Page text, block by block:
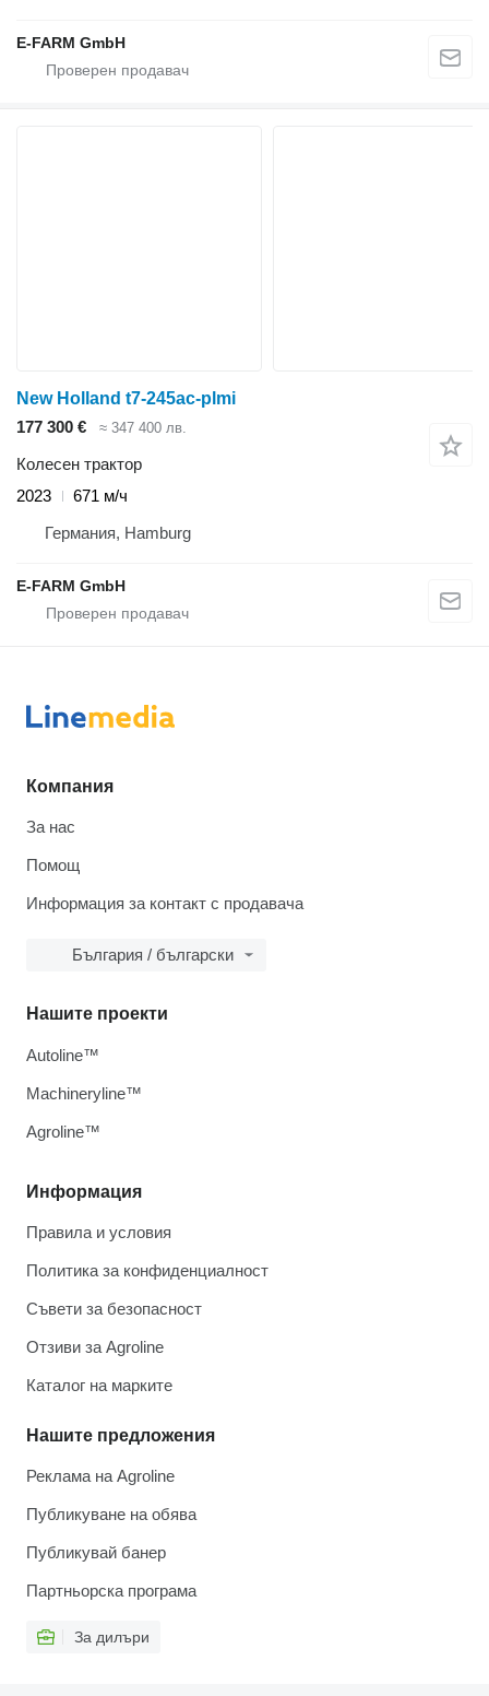
E-FARM GmbH
New Holland t7-245ac-plmi
177 300 €
≈ 347 400 лв.
Колесен трактор
2023
671 м/ч
Германия, Hamburg
E-FARM GmbH
Компания
За нас
Помощ
Информация за контакт с продавача
България / български
Информация
Правила и условия
Политика за конфиденциалност
Съвети за безопасност
Отзиви за Agroline
Каталог на марките
Нашите предложения
Реклама на Agroline
Публикуване на обява
Публикувай банер
Партньорска програма
За дилъри
Нашите проекти
Autoline™
Machineryline™
Agroline™